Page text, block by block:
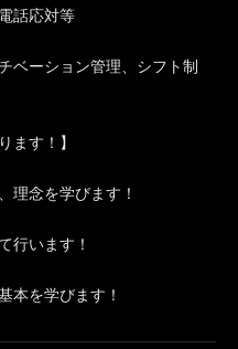
話応対等
ベーション管理、シフト制
ます！】
理念を学びます！
行います！
本を学びます！